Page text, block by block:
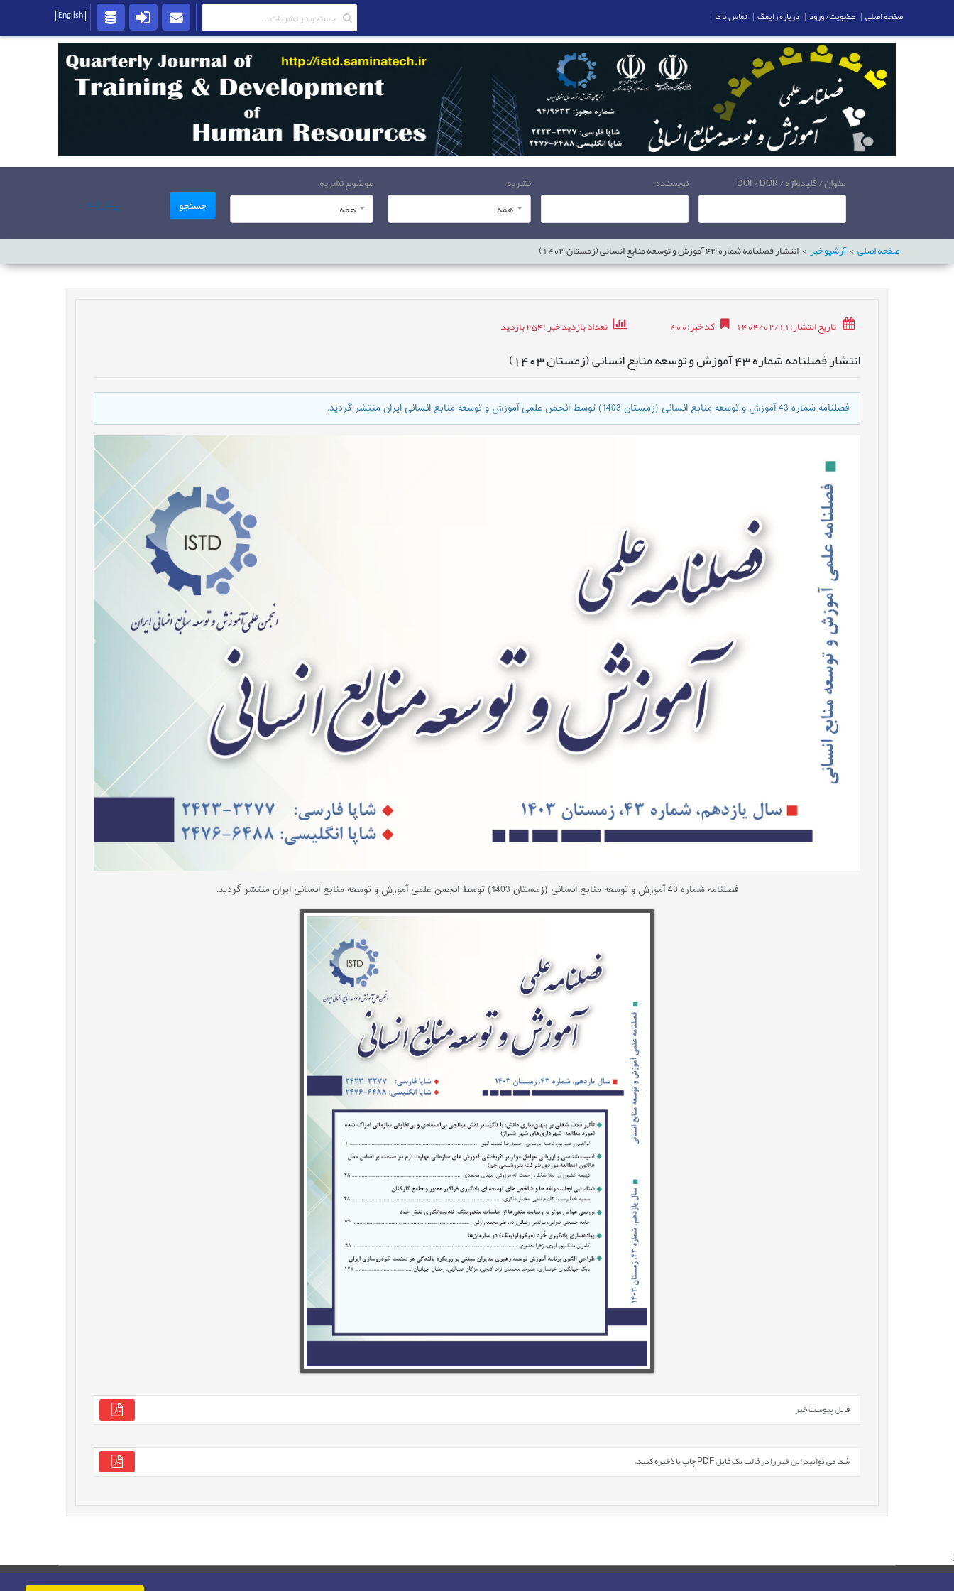
عنوان / کلیدواژه / DOI / DOR نویسنده
نشریه
همه
موضوع نشریه
همه
جستجو پیشرفته
صفحه اصلی آرشیو خبر انتشار فصلنامه شماره 43 آموزش و توسعه منابع انسانی (زمستان 1403)
تاریخ انتشار:1404/02/11 کد خبر:
400 تعداد بازدید خبر:254 بازدید
انتشار فصلنامه شماره 43 آموزش و توسعه منابع انسانی (زمستان 1403)
فصلنامه شماره 43 آموزش و توسعه منابع انسانی (زمستان 1403) توسط انجمن علمی آموزش و توسعه منابع انسانی ایران منتشر گردید.
فصلنامه شماره 43 آموزش و توسعه منابع انسانی (زمستان 1403) توسط انجمن علمی آموزش و توسعه منابع انسانی ایران منتشر گردید.
فایل پیوست خبر
شما می توانید این خبر را در قالب یک فایل PDF چاپ یا ذخیره کنید.
}
حقوق این وب‌سایت متعلق به سامانه مدیریت نشریات رایمگ است.
صفحه اصلی | عضویت/ ورود | درباره رایمگ | تماس با ما |
[English]